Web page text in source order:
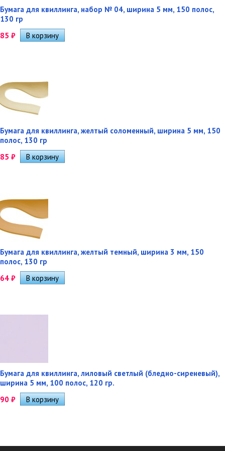
Бумага для квиллинга, набор № 04, ширина 5 мм, 150 полос,
130 гр
85 ₽
Бумага для квиллинга, желтый соломенный, ширина 5 мм, 150
полос, 130 гр
85 ₽
Бумага для квиллинга, желтый темный, ширина 3 мм, 150
полос, 130 гр
64 ₽
Бумага для квиллинга, лиловый светлый (бледно-сиреневый),
ширина 5 мм, 100 полос, 120 гр.
90 ₽